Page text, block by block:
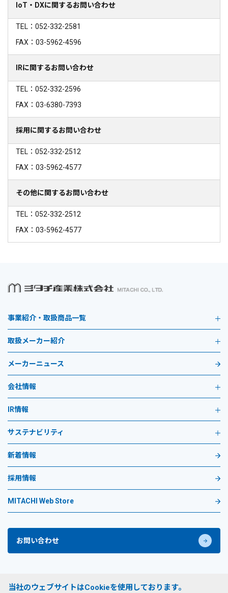
IoT・DXに関するお問い合わせ
TEL：052-332-2581
FAX：03-5962-4596
IRに関するお問い合わせ
TEL：052-332-2596
FAX：03-6380-7393
採用に関するお問い合わせ
TEL：052-332-2512
FAX：03-5962-4577
その他に関するお問い合わせ
TEL：052-332-2512
FAX：03-5962-4577
事業紹介・取扱商品一覧
取扱メーカー紹介
メーカーニュース
会社情報
IR情報
サステナビリティ
新着情報
採用情報
MITACHI Web Store
お問い合わせ
当社のウェブサイトはCookieを使用しております。